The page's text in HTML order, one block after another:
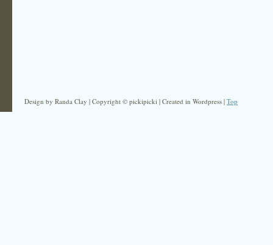
Design by Randa Clay | Copyright © pickipicki | Created in Wordpress | Top